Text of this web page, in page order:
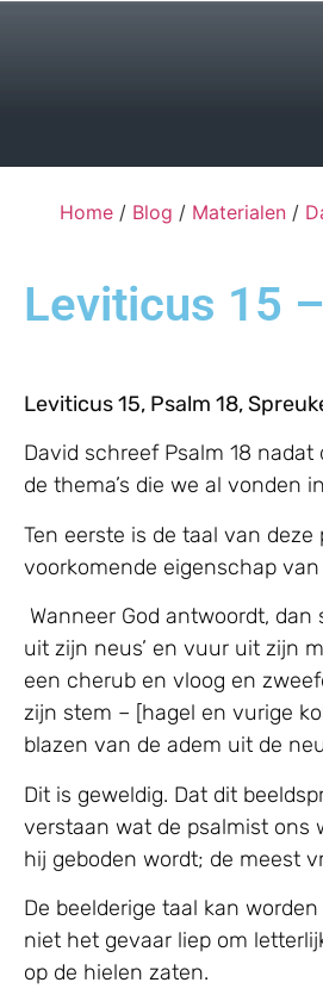
Home / Blog / Materialen /
Leviticus 15
Leviticus 15, Psalm 18,
David schreef Psalm 18
de thema’s die we al vonden
Ten eerste is de taal van
voorkomende eigenschap
Wanneer God antwoordt, dan
uit zijn neus’ en vuur uit zijn
een cherub en vloog en
zijn stem – [hagel en vurige
blazen van de adem uit de
Dit is geweldig. Dat dit
verstaan wat de psalmist ons
hij geboden wordt; de meest
De beelderige taal kan
niet het gevaar liep om
op de hielen zaten.